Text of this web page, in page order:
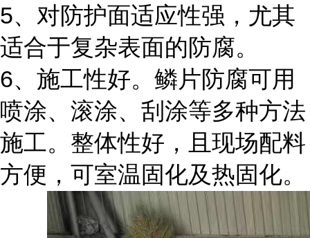
5、对防护面适应性强，尤其
适合于复杂表面的防腐。
6、施工性好。鳞片防腐可用
喷涂、滚涂、刮涂等多种方法
施工。整体性好，且现场配料
方便，可室温固化及热固化。